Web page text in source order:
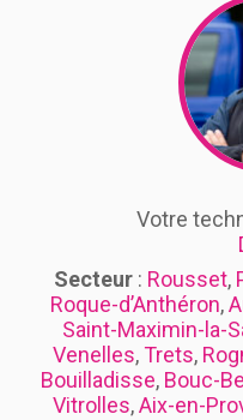
Votre
Secteur: Rousset,
Roque-d’Anthéron,
Saint-Maximin-la-
Venelles,Trets,
Bouilladisse, Bouc-
Vitrolles,Aix-en-